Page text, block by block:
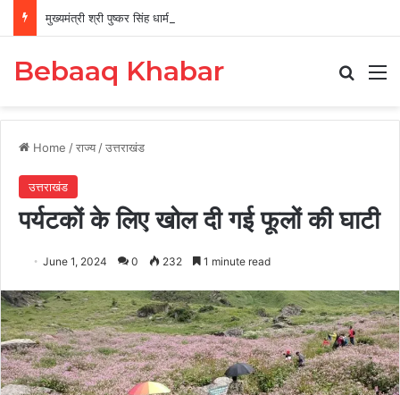
Bebaaq Khabar
Home /राज्य /उत्तराखंड
उत्तराखंड
पर्यटकों के लिए खोल दी गई फूलों की घाटी
June 1, 2024 0 232 1 minute read